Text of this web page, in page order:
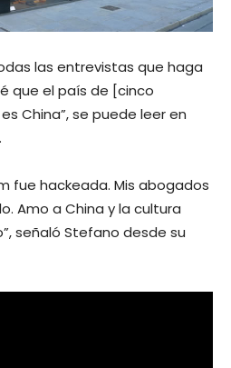
las entrevistas que haga
que el país de [cinco
China”, se puede leer en
fue hackeada. Mis abogados
Amo a China y la cultura
señaló Stefano desde su